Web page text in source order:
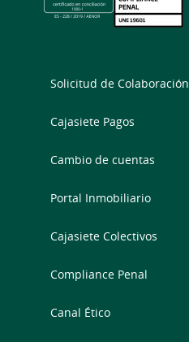
Solicitud de Colaboración
Cajasiete Pagos
Cambio de cuentas
Portal Inmobiliario
Cajasiete Colectivos
Compliance Penal
Canal Ético